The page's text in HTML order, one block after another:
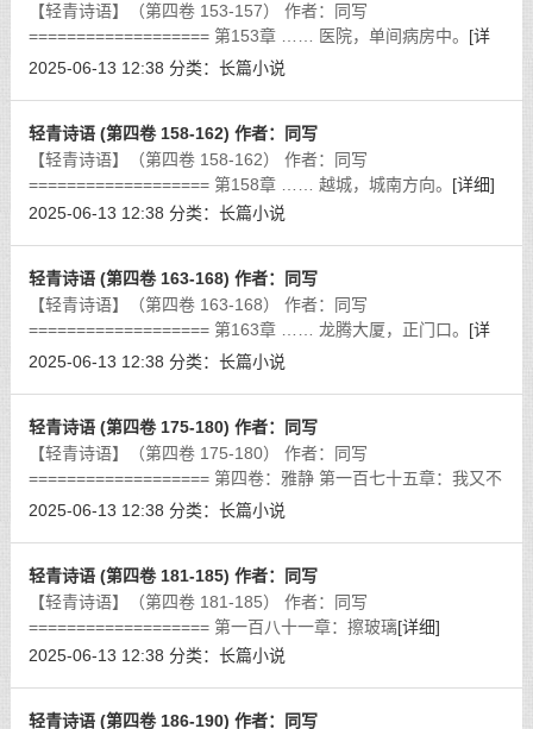
【轻青诗语】（第四卷 153-157） 作者：同写
=================== 第153章 …… 医院，单间病房中。 [详
细]
2025-06-13 12:38 分类： 长篇小说
轻青诗语 (第四卷 158-162) 作者：同写
【轻青诗语】（第四卷 158-162） 作者：同写
=================== 第158章 …… 越城，城南方向。 [详细]
2025-06-13 12:38 分类： 长篇小说
轻青诗语 (第四卷 163-168) 作者：同写
【轻青诗语】（第四卷 163-168） 作者：同写
=================== 第163章 …… 龙腾大厦，正门口。 [详
细]
2025-06-13 12:38 分类： 长篇小说
轻青诗语 (第四卷 175-180) 作者：同写
【轻青诗语】（第四卷 175-180） 作者：同写
=================== 第四卷：雅静 第一百七十五章：我又不
傻？我玩什么命？[详细]
2025-06-13 12:38 分类： 长篇小说
轻青诗语 (第四卷 181-185) 作者：同写
【轻青诗语】（第四卷 181-185） 作者：同写
=================== 第一百八十一章：擦玻璃[详细]
2025-06-13 12:38 分类： 长篇小说
轻青诗语 (第四卷 186-190) 作者：同写